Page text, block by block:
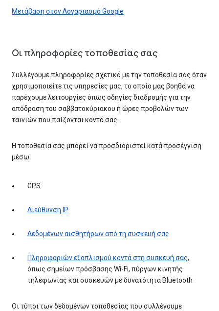
Μετάβαση στον Λογαριασμό Google
Οι πληροφορίες τοποθεσίας σας
Συλλέγουμε πληροφορίες σχετικά με την τοποθεσία σας όταν
χρησιμοποιείτε τις υπηρεσίες μας, το οποίο μας βοηθά να
παρέχουμε λειτουργίες όπως οδηγίες διαδρομής για την
απόδραση του σαββατοκύριακου ή ώρες προβολών των
ταινιών που παίζονται κοντά σας.
Η τοποθεσία σας μπορεί να προσδιοριστεί κατά προσέγγιση
μέσω:
GPS
Διεύθυνση IP
Δεδομένων αισθητήρων από τη συσκευή σας
Πληροφοριών εξοπλισμού κοντά στη συσκευή σας,
όπως σημείων πρόσβασης Wi-Fi, πύργων κινητής
τηλεφωνίας και συσκευών με δυνατότητα Bluetooth
Οι τύποι των δεδομένων τοποθεσίας που συλλέγουμε